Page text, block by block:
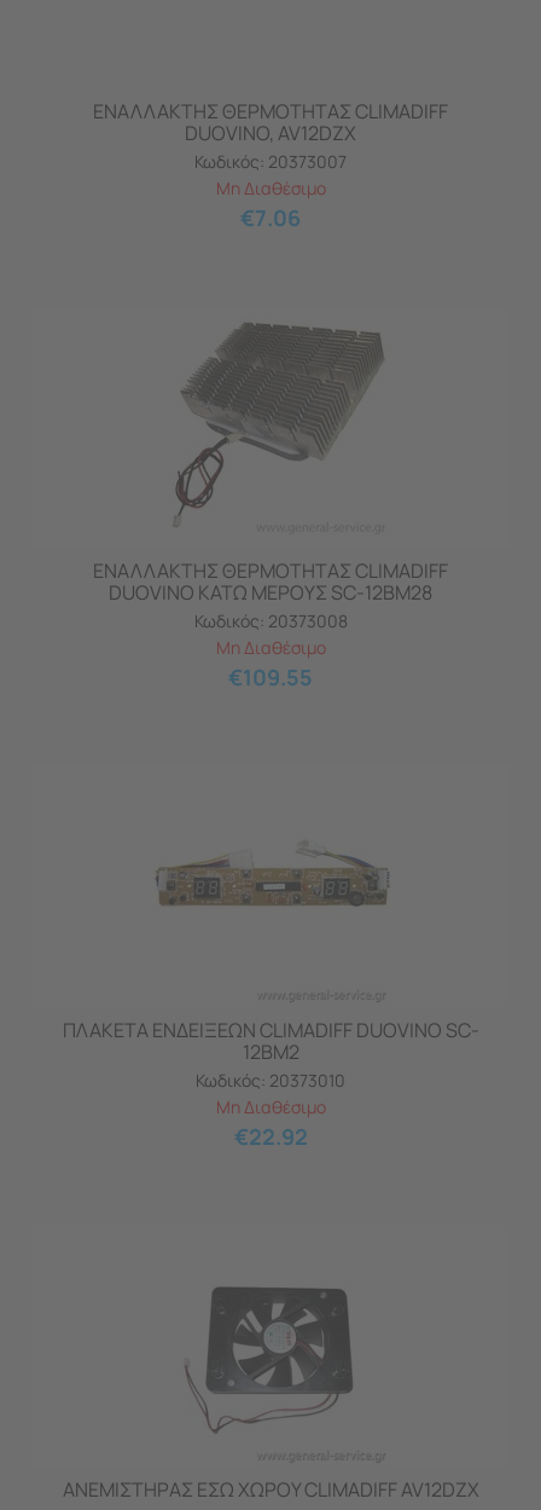
ΕΝΑΛΛΑΚΤΗΣ ΘΕΡΜΟΤΗΤΑΣ CLIMADIFF
DUOVINO, AV12DZX
Κωδικός: 20373007
Μη Διαθέσιμο
€7.06
ΕΝΑΛΛΑΚΤΗΣ ΘΕΡΜΟΤΗΤΑΣ CLIMADIFF
DUOVINO ΚΑΤΩ ΜΕΡΟΥΣ SC-12BM28
Κωδικός: 20373008
Μη Διαθέσιμο
€109.55
ΠΛΑΚΕΤΑ ΕΝΔΕΙΞΕΩΝ CLIMADIFF DUOVINO SC-
12BM2
Κωδικός: 20373010
Μη Διαθέσιμο
€22.92
ΑΝΕΜΙΣΤΗΡΑΣ ΕΣΩ ΧΩΡΟΥ CLIMADIFF AV12DZX